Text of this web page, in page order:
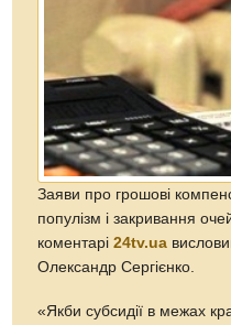
Заяви про грошові
популізм і закривання
коментарі24tv.ua
Олександр Сергієнко.
«Якби субсидії в межах